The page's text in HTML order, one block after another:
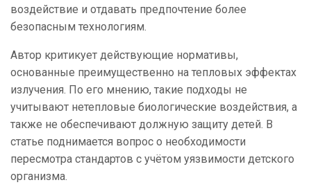
воздействие и отдавать предпочтение более
безопасным технологиям.
Автор критикует действующие нормативы,
основанные преимущественно на тепловых эффектах
излучения. По его мнению, такие подходы не
учитывают нетепловые биологические воздействия, а
также не обеспечивают должную защиту детей. В
статье поднимается вопрос о необходимости
пересмотра стандартов с учётом уязвимости детского
организма.